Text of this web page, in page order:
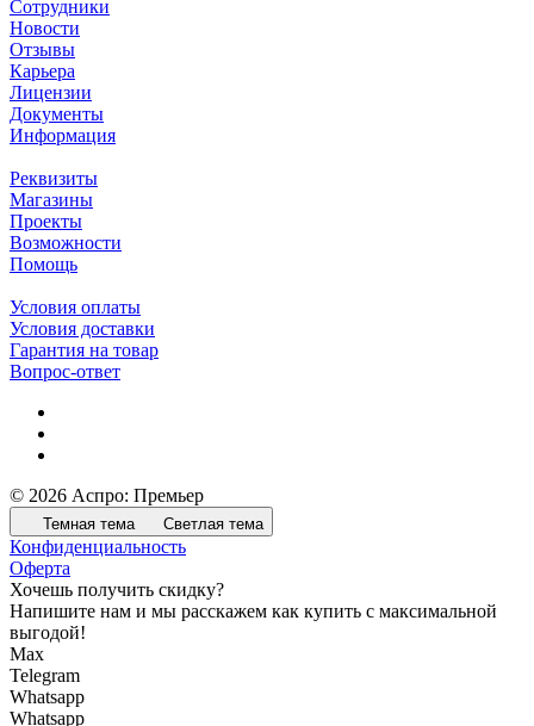
Сотрудники
Новости
Отзывы
Карьера
Лицензии
Документы
Информация
Реквизиты
Магазины
Проекты
Возможности
Помощь
Условия оплаты
Условия доставки
Гарантия на товар
Вопрос-ответ
© 2026 Аспро: Премьер
Темная тема Светлая тема
Конфиденциальность
Оферта
Хочешь получить скидку?
Напишите нам и мы расскажем как купить с максимальной
выгодой!
Max
Telegram
Whatsapp
Whatsapp